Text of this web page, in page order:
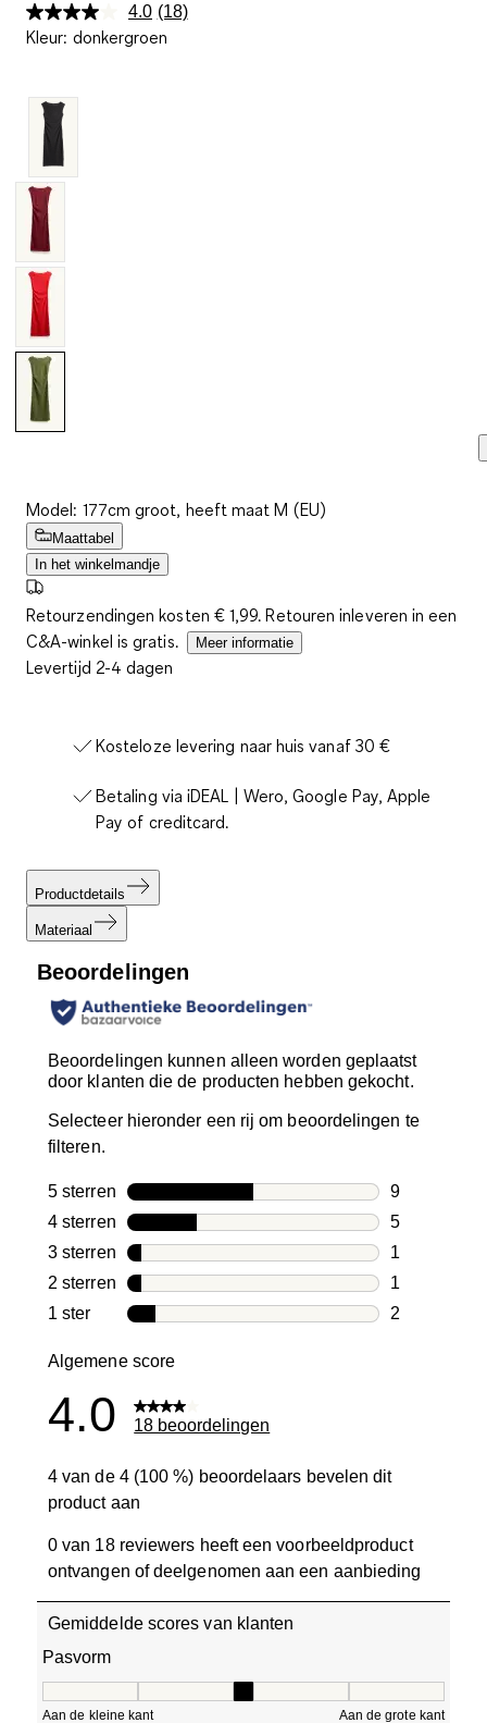
4.0 Lees
18
(18)
Kleur: donkergroen
Model: 177cm groot, heeft maat M (EU)
Maattabel
In het winkelmandje
Retourzendingen kosten € 1,99. Retouren inleveren in een
C&A-winkel is gratis.
Meer informatie
Levertijd 2-4 dagen
Kosteloze levering naar huis vanaf 30 €
Betaling via iDEAL | Wero, Google Pay, Apple
Pay of creditcard.
Productdetails
Materiaal
Beoordelingen
Beoordelingen kunnen alleen worden geplaatst
door klanten die de producten hebben gekocht.
Selecteer hieronder een rij om beoordelingen te
filteren.
5 sterren sterren
9
9
4 sterren sterren
5
5
3 sterren sterren
1
1
2 sterren sterren
1
1
1 ster sterren
2
Algemene score
4.0 18 beoordelingen
4 van de 4 (100 %) beoordelaars bevelen dit
product aan
0 van 18 reviewers heeft een voorbeeldproduct
ontvangen of deelgenomen aan een aanbieding
Gemiddelde scores van klanten
Pasvorm
Aan de kleine kant Aan de grote kant